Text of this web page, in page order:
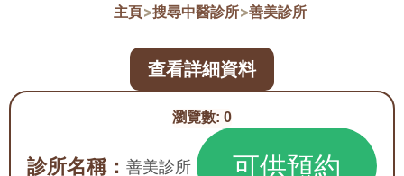
主頁>搜尋中醫診所>善美診所
瀏覽數: 0
診所名稱： 善美診所 可供預約
查看詳細資料